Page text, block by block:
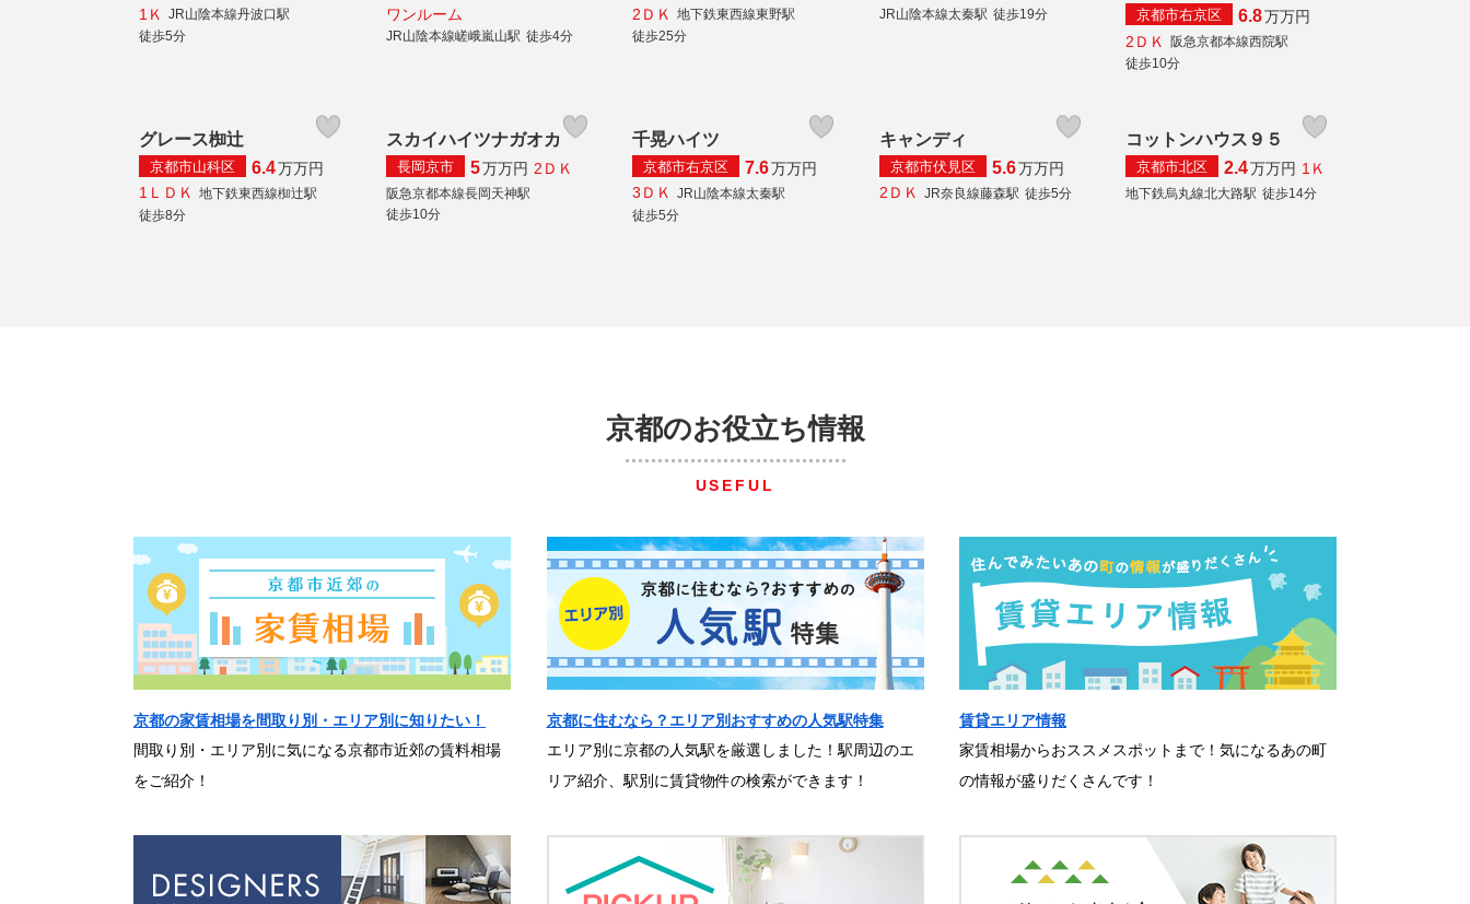
1Ｋ
JR山陰本線丹波口駅
徒歩5分
ワンルーム
JR山陰本線嵯峨嵐山駅 徒歩4分
2ＤＫ
地下鉄東西線東野駅
徒歩25分
JR山陰本線太秦駅 徒歩19分 京都市右京区 6.8万万円
2ＤＫ
阪急京都本線西院駅
徒歩10分
グレース椥辻
京都市山科区 6.4万万円
1ＬＤＫ 地下鉄東西線椥辻駅
徒歩8分
スカイハイツナガオカ
長岡京市 5万万円 2ＤＫ
阪急京都本線長岡天神駅
徒歩10分
千晃ハイツ
京都市右京区 7.6万万円
3ＤＫ JR山陰本線太秦駅
徒歩5分
キャンディ
京都市伏見区 5.6万万円
2ＤＫ JR奈良線藤森駅 徒歩5分
コットンハウス９５
京都市北区 2.4万万円 1Ｋ
地下鉄烏丸線北大路駅 徒歩14分
京都のお役立ち情報
USEFUL
京都の家賃相場を間取り別・エリア別に知りたい！
間取り別・エリア別に気になる京都市近郊の賃料相場
をご紹介！
京都に住むなら？エリア別おすすめの人気駅特集
エリア別に京都の人気駅を厳選しました！駅周辺のエ
リア紹介、駅別に賃貸物件の検索ができます！
賃貸エリア情報
家賃相場からおススメスポットまで！気になるあの町
の情報が盛りだくさんです！